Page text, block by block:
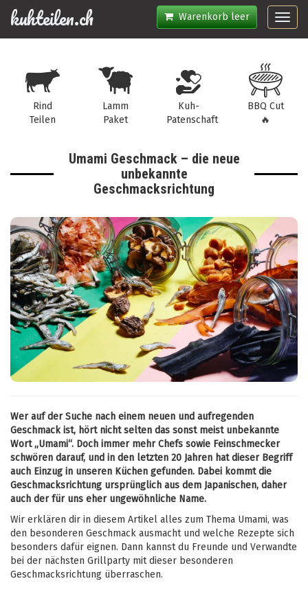
Warenkorb leer
kuhteilen.ch
Rind
Teilen
Lamm
Paket
Kuh-
Patenschaft
BBQ Cut
🔥
Umami Geschmack – die neue
unbekannte
Geschmacksrichtung
Wer auf der Suche nach einem neuen und aufregenden
Geschmack ist, hört nicht selten das sonst meist unbekannte
Wort „Umami“. Doch immer mehr Chefs sowie Feinschmecker
schwören darauf, und in den letzten 20 Jahren hat dieser Begriff
auch Einzug in unseren Küchen gefunden. Dabei kommt die
Geschmacksrichtung ursprünglich aus dem Japanischen, daher
auch der für uns eher ungewöhnliche Name.
Wir erklären dir in diesem Artikel alles zum Thema Umami, was
den besonderen Geschmack ausmacht und welche Rezepte sich
besonders dafür eignen. Dann kannst du Freunde und Verwandte
bei der nächsten Grillparty mit dieser besonderen
Geschmacksrichtung überraschen.